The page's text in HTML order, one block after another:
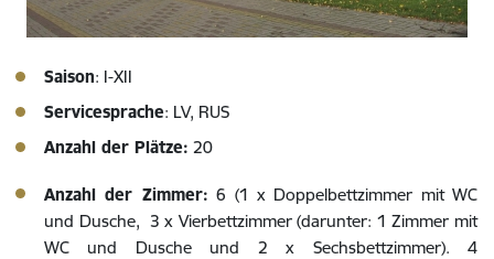
Saison: I-XII
Servicesprache: LV, RUS
Anzahl der Plätze: 20
Anzahl der Zimmer: 6 (1 x Doppelbettzimmer mit WC
und Dusche, 3 x Vierbettzimmer (darunter: 1 Zimmer mit
WC und Dusche und 2 x Sechsbettzimmer). 4